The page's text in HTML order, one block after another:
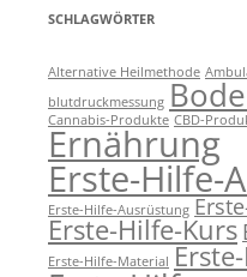
SCHLAGWÖRTER
Alternative Heilmethode
blutdruckmessung
Cannabis-Produkte CBD-
Ernährung
Erste-Hilfe-
Erste-Hilfe-Ausrüstung
Erste-Hilfe-Kurs
Erste-Hilfe-Material